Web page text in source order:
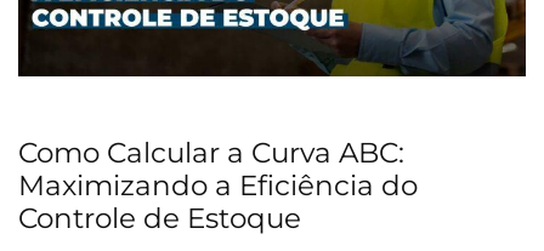
Como Calcular a Curva ABC:
Maximizando a Eficiência do
Controle de Estoque